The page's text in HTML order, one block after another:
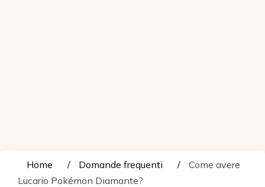
Home Domande frequenti
Come avere
Lucario Pokémon Diamante?